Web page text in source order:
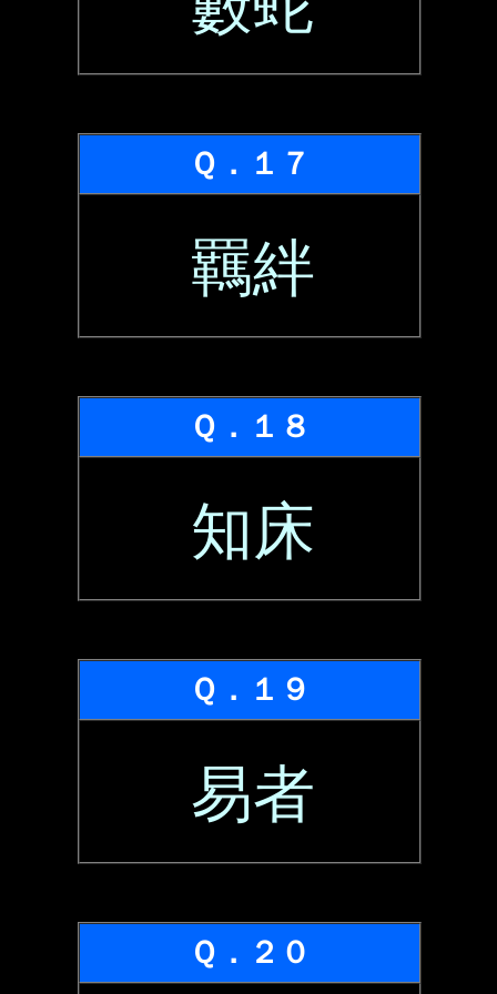
Ｑ．１７
羈絆
Ｑ．１８
知床
Ｑ．１９
易者
Ｑ．２０